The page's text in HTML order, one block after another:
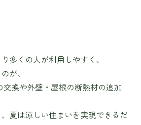
多くの人が利用しやすく、
が、
換や外壁・屋根の断熱材の追加
夏は涼しい住まいを実現できるだ